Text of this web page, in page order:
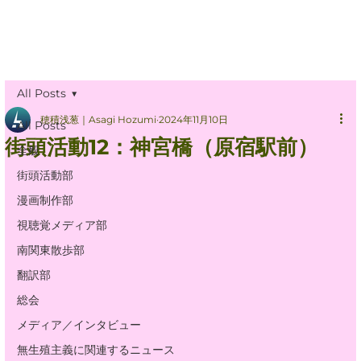
All Posts
全般
街頭活動部
漫画制作部
視聴覚メディア部
南関東散歩部
翻訳部
総会
メディア／インタビュー
無生殖主義に関連するニュース
All Posts
街頭活動12：神宮橋（原宿駅前）
穂積浅葱｜Asagi Hozumi 2024年11月10日